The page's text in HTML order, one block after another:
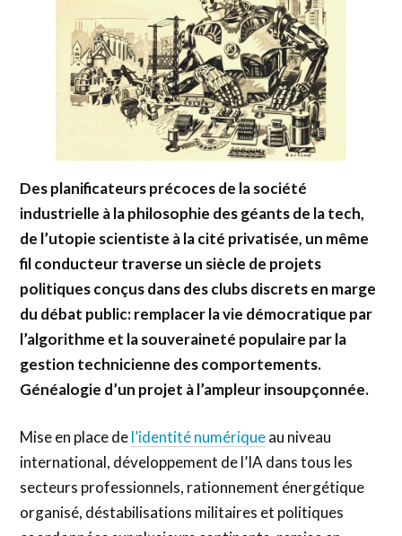
Des planificateurs précoces de la société
industrielle à la philosophie des géants de la tech,
de l’utopie scientiste à la cité privatisée, un même
fil conducteur traverse un siècle de projets
politiques conçus dans des clubs discrets en marge
du débat public: remplacer la vie démocratique par
l’algorithme et la souveraineté populaire par la
gestion technicienne des comportements.
Généalogie d’un projet à l’ampleur insoupçonnée.
Mise en place del’identité numériqueau niveau
international, développement de l’IA dans tous les
secteurs professionnels, rationnement énergétique
organisé, déstabilisations militaires et politiques